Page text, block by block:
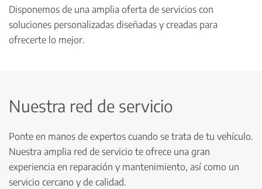
Disponemos de una amplia oferta de servicios con
soluciones personalizadas diseñadas y creadas para
ofrecerte lo mejor.
Nuestra red de servicio
Ponte en manos de expertos cuando se trata de tu vehículo.
Nuestra amplia red de servicio te ofrece una gran
experiencia en reparación y mantenimiento, así como un
servicio cercano y de calidad.